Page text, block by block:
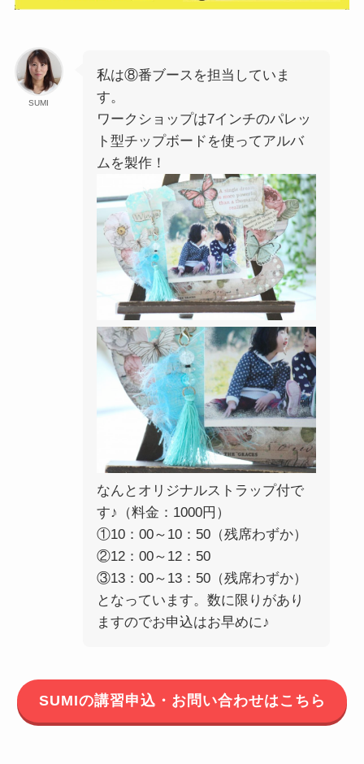
SUMI
私は⑧番ブースを担当していま
す。
ワークショップは7インチのパレッ
ト型チップボードを使ってアルバ
ムを製作！
なんとオリジナルストラップ付で
す♪（料金：1000円）
①10：00～10：50（残席わずか）
②12：00～12：50
③13：00～13：50（残席わずか）
となっています。数に限りがあり
ますのでお申込はお早めに♪
SUMIの講習申込・お問い合わせはこちら